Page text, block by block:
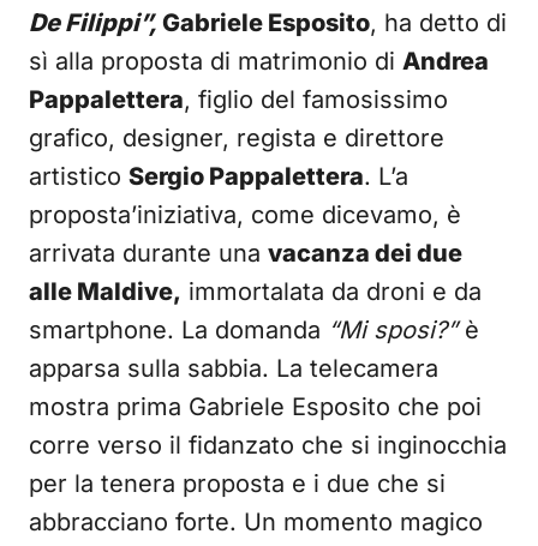
De Filippi”, Gabriele Esposito, ha detto di
sì alla proposta di matrimonio di Andrea
Pappalettera, figlio del famosissimo
grafico, designer, regista e direttore
artistico Sergio Pappalettera. L’a
proposta’iniziativa, come dicevamo, è
arrivata durante una vacanza dei due
alle Maldive, immortalata da droni e da
smartphone. La domanda “Mi sposi?”è
apparsa sulla sabbia. La telecamera
mostra prima Gabriele Esposito che poi
corre verso il fidanzato che si inginocchia
per la tenera proposta e i due che si
abbracciano forte. Un momento magico